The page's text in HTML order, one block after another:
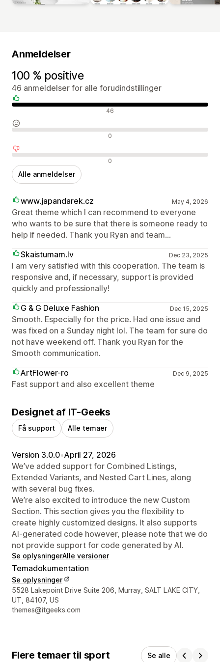
Anmeldelser
100 % positive
46 anmeldelser for alle forudindstillinger
Positive anmeldelser 46
Neutrale anmeldelser 0
Negative anmeldelser 0
Alle anmeldelser
www.japandarek.cz May 4, 2026
Great theme which I can recommend to everyone
who wants to be sure that there is someone ready to
help if needed. Thank you Ryan and team...
Skaistumam.lv
Dec 23, 2025
I am very satisfied with this cooperation. The team is
responsive and, if necessary, support is provided
quickly and professionally!
G & G Deluxe Fashion
Dec 15, 2025
Smooth. Especially for the price. Had one issue and
was fixed on a Sunday night lol. The team for sure do
not have weekend off. Thank you Ryan for the
Smooth communication.
ArtFlower-ro
Dec 9, 2025
Fast support and also excellent theme
Designet af IT-Geeks
Få support Alle temaer
Version 3.0.0•April 27, 2026
We’ve added support for Combined Listings,
Extended Variants, and Nested Cart Lines, along
with several bug fixes.
We’re also excited to introduce the new Custom
Section. This section gives you the flexibility to
create highly customized designs. It also supports
AI-generated code however, please note that we do
not provide support for code generated by AI.
Se oplysningerAlle versioner
Temadokumentation
Se oplysninger
Se kontaktoplysninger
5528 Lakepoint Drive Suite 206, Murray, SALT LAKE CITY,
UT, 84107, US
themes@itgeeks.com
Flere temaer til sport Se alle